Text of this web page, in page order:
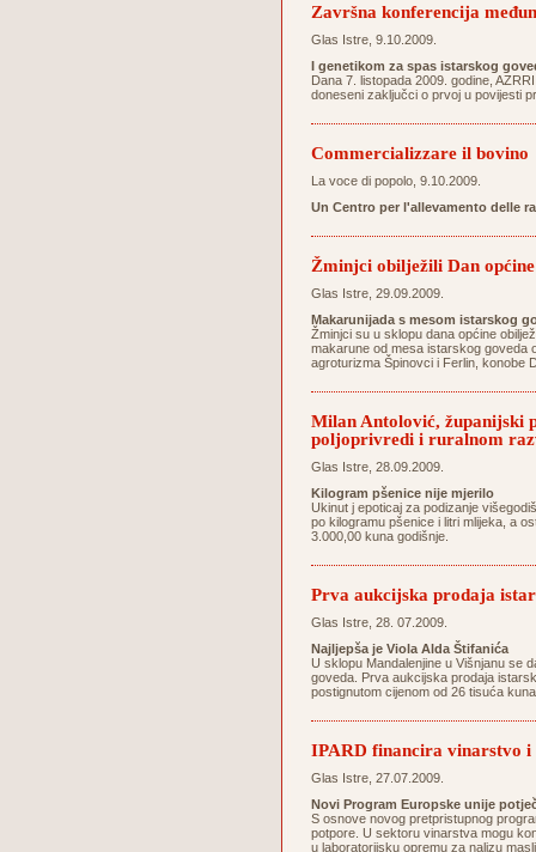
Završna konferencija
Glas Istre, 9.10.2009.
I genetikom za spas istarskog
Dana 7. listopada 2009. godine,
doneseni zaključci o prvoj u povijesti
Commercializzare il bovino
La voce di popolo, 9.10.2009.
Un Centro per l'allevamento delle
Žminjci obilježili Dan općine
Glas Istre, 29.09.2009.
Makarunijada s mesom istarskog
Žminjci su u sklopu dana općine
makarune od mesa istarskog goveda
agroturizma Špinovci i Ferlin, konobe
Milan Antolović, županijski
poljoprivredi i ruralnom
Glas Istre, 28.09.2009.
Kilogram pšenice nije mjerilo
Ukinut j epoticaj za podizanje
po kilogramu pšenice i litri mlijeka, a
3.000,00 kuna godišnje.
Prva aukcijska prodaja
Glas Istre, 28. 07.2009.
Najljepša je Viola Alda Štifanića
U sklopu Mandalenjine u Višnjanu se
goveda. Prva aukcijska prodaja
postignutom cijenom od 26 tisuća
IPARD financira vinarstvo i
Glas Istre, 27.07.2009.
Novi Program Europske unije
S osnove novog pretpristupnog
potpore. U sektoru vinarstva mogu
u laboratorijsku opremu za nalizu